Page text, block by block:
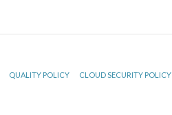
QUALITY POLICY CLOUD SECURITY POLICY